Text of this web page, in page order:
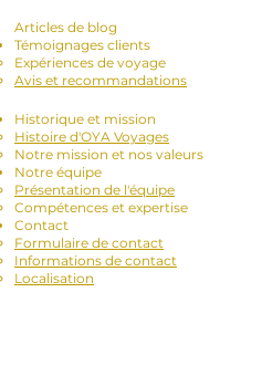
Articles de blog
Témoignages clients
Expériences de voyage
Avis et recommandations
Historique et mission
Histoire d'OYA Voyages
Notre mission et nos valeurs
Notre équipe
Présentation de l'équipe
Compétences et expertise
Contact
Formulaire de contact
Informations de contact
Localisation